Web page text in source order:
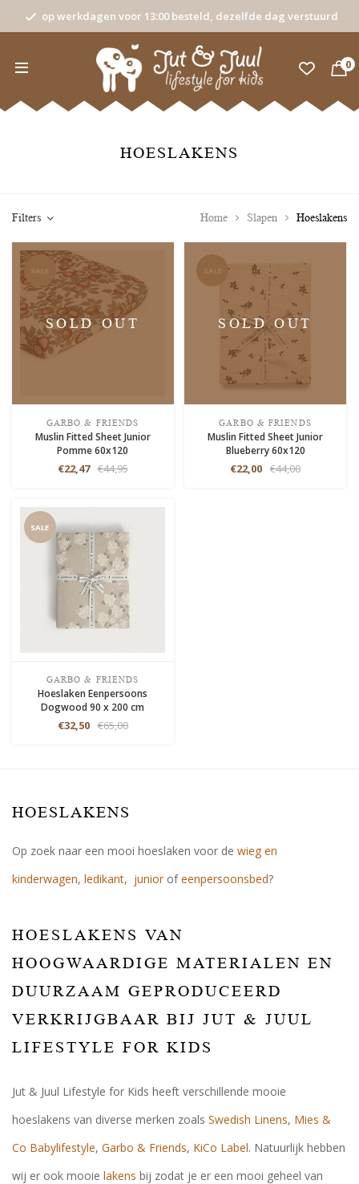
op werkdagen voor 13:00 besteld, dezelfde dag verstuurd
0
HOESLAKENS
Filters Home Slapen Hoeslakens
SALE
SOLD OUT
GARBO & FRIENDS
Muslin Fitted Sheet Junior
Pomme 60x120
€22,47 €44,95
SALE
SOLD OUT
GARBO & FRIENDS
Muslin Fitted Sheet Junior
Blueberry 60x120
€22,00 €44,00
SALE
GARBO & FRIENDS
Hoeslaken Eenpersoons
Dogwood 90 x 200 cm
€32,50 €65,00
HOESLAKENS
Op zoek naar een mooi hoeslaken voor de wieg en
kinderwagen, ledikant, junior ofeenpersoonsbed?
HOESLAKENS VAN
HOOGWAARDIGE MATERIALEN EN
DUURZAAM GEPRODUCEERD
VERKRIJGBAAR BIJ JUT & JUUL
LIFESTYLE FOR KIDS
Jut & Juul Lifestyle for Kids heeft verschillende mooie
hoeslakens van diverse merken zoals Swedish Linens, Mies &
Co Babylifestyle, Garbo & Friends, KiCo Label. Natuurlijk hebben
wij er ook mooie lakens bij zodat je er een mooi geheel van